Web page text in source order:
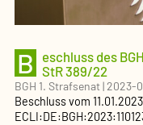
B
eschluss des
StR 389/22
BGH 1. Strafsenat|2023-
Beschlussvom 11.01.2023